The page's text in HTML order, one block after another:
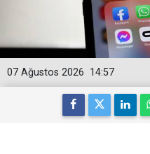
14:57
07 Ağustos 2026